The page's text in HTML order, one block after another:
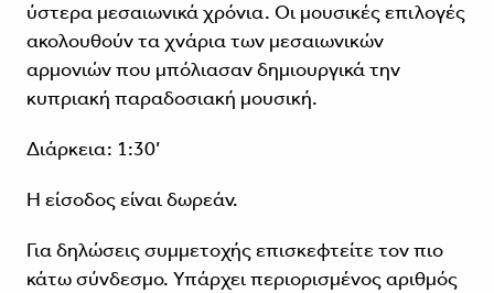
ύστερα μεσαιωνικά χρόνια. Οι μουσικές επιλογές
ακολουθούν τα χνάρια των μεσαιωνικών
αρμονιών που μπόλιασαν δημιουργικά την
κυπριακή παραδοσιακή μουσική.
Διάρκεια: 1:30’
Η είσοδος είναι δωρεάν.
Για δηλώσεις συμμετοχής επισκεφτείτε τον πιο
κάτω σύνδεσμο. Υπάρχει περιορισμένος αριθμός